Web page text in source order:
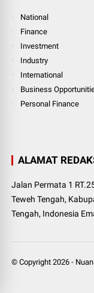
National
Finance
Investment
Industry
International
Business
Personal Finance
ALAMAT
Jalan Permata 1
Teweh Tengah,
Tengah, Indonesia
© Copyright2026 -